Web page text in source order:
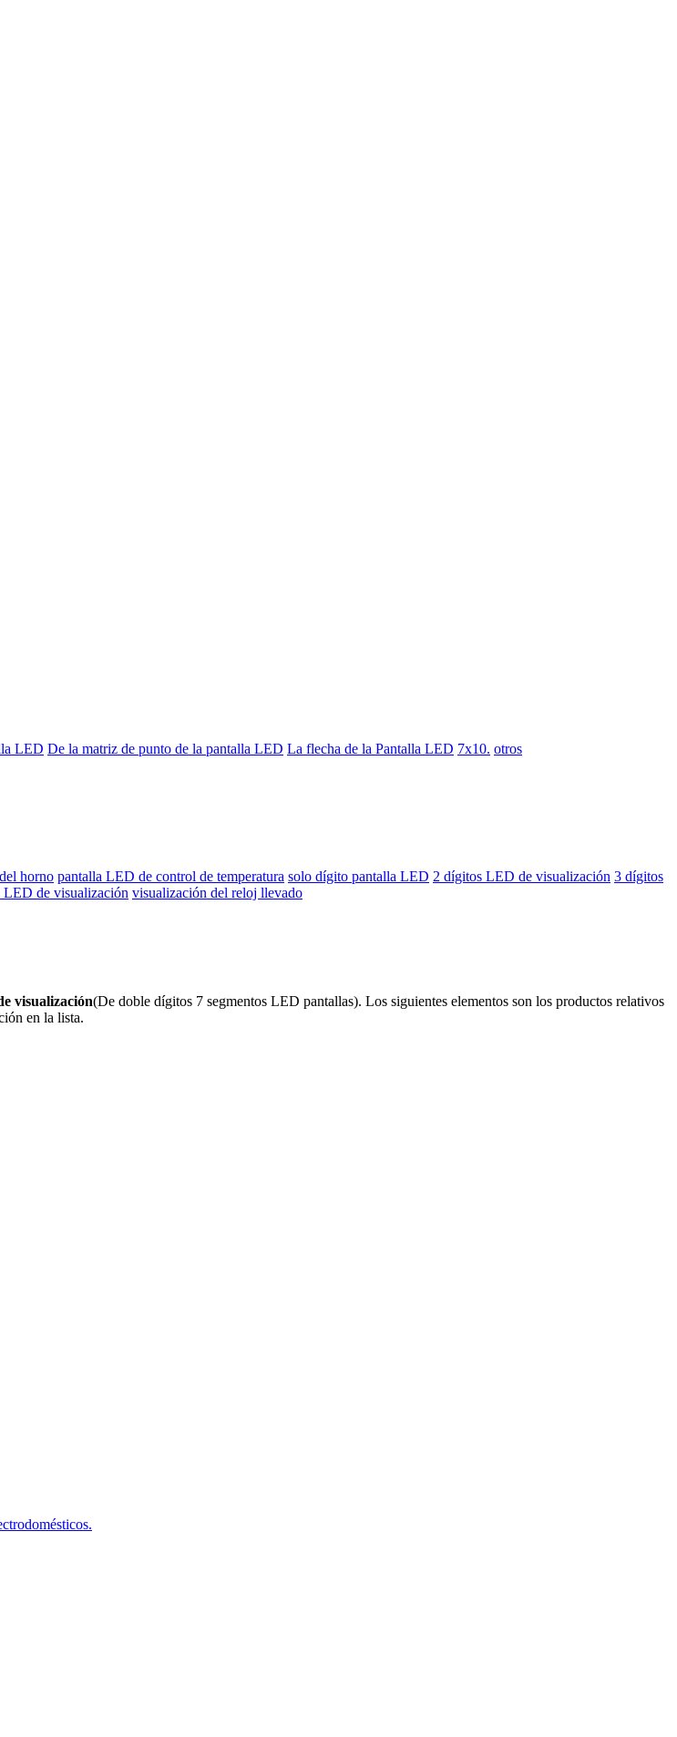
LED De la matriz de punto de la pantalla LED La flecha de la Pantalla LED 7x10. otros
horno pantalla LED de control de temperatura solo dígito pantalla LED 2 dígitos LED de visualización 3 dígitos
LED de visualización visualización del reloj llevado
visualización(De doble dígitos 7 segmentos LED pantallas). Los siguientes elementos son los productos relativos
en la lista.